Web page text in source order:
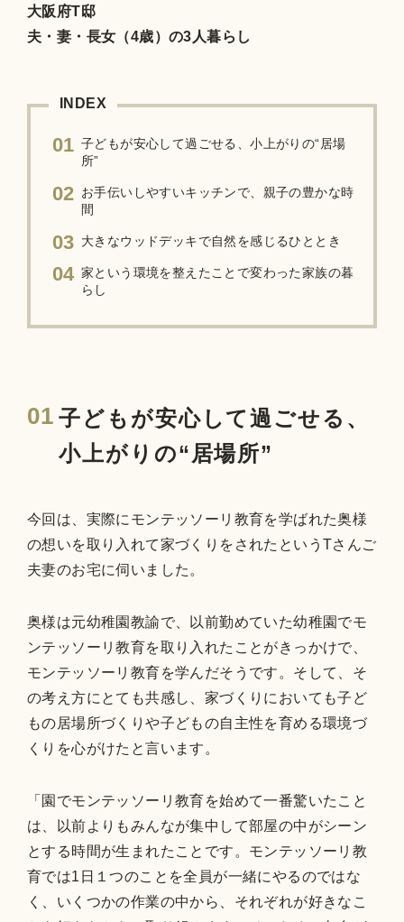
大阪府T邸
夫・妻・長女（4歳）の3人暮らし
INDEX
01 子どもが安心して過ごせる、小上がりの“居場
所”
02 お手伝いしやすいキッチンで、親子の豊かな時
間
03 大きなウッドデッキで自然を感じるひととき
04 家という環境を整えたことで変わった家族の暮
らし
01 子どもが安心して過ごせる、
小上がりの“居場所”
今回は、実際にモンテッソーリ教育を学ばれた奥様
の想いを取り入れて家づくりをされたというTさんご
夫妻のお宅に伺いました。
奥様は元幼稚園教諭で、以前勤めていた幼稚園でモ
ンテッソーリ教育を取り入れたことがきっかけで、
モンテッソーリ教育を学んだそうです。そして、そ
の考え方にとても共感し、家づくりにおいても子ど
もの居場所づくりや子どもの自主性を育める環境づ
くりを心がけたと言います。
「園でモンテッソーリ教育を始めて一番驚いたこと
は、以前よりもみんなが集中して部屋の中がシーン
とする時間が生まれたことです。モンテッソーリ教
育では1日１つのことを全員が一緒にやるのではな
く、いくつかの作業の中から、それぞれが好きなこ